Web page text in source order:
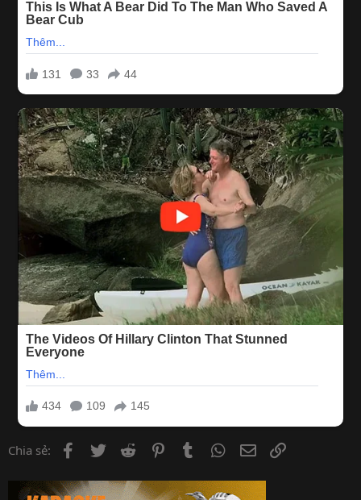
Chia sẻ: Facebook
Twitter Reddit PinterestTumblr WhatsApp
Email